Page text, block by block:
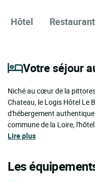
Hôtel Restaurant
Votre séjour
Niché au cœur de la
Chateau, le Logis Hôtel Le
d'hébergement
commune de la Loire,
Lire plus
Les